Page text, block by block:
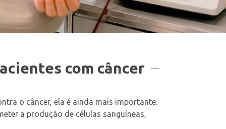
com câncer
o câncer, ela é ainda mais importante.
a produção de células sanguíneas,